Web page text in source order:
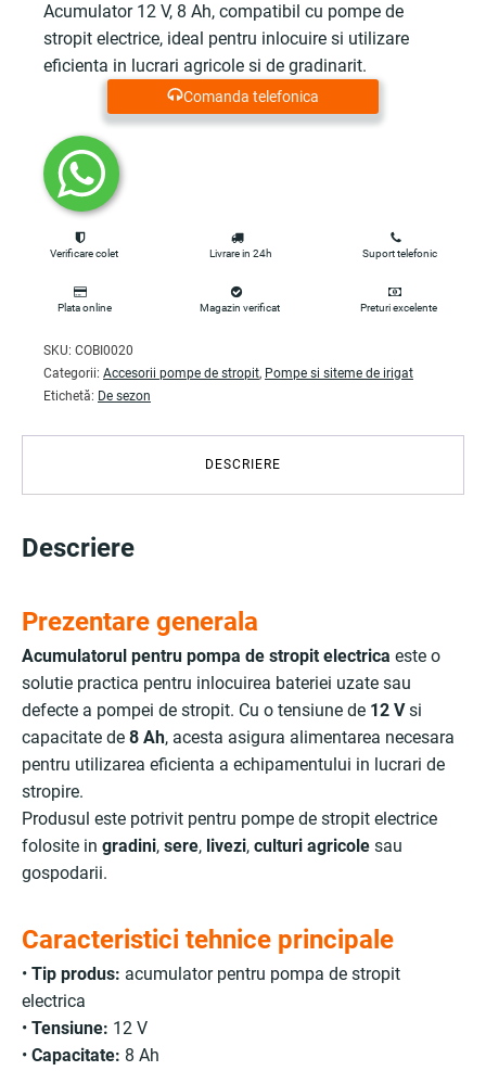
Acumulator 12 V, 8 Ah, compatibil cu pompe de
stropit electrice, ideal pentru inlocuire si utilizare
eficienta in lucrari agricole si de gradinarit.
Comanda telefonica
Verificare colet Livrare in 24h Suport telefonic
Plata online Magazin verificat Preturi excelente
SKU: COBI0020
Categorii: Accesorii pompe de stropit, Pompe si siteme de irigat
Etichetă: De sezon
DESCRIERE
Descriere
Prezentare generala
Acumulatorul pentru pompa de stropit electrica este o
solutie practica pentru inlocuirea bateriei uzate sau
defecte a pompei de stropit. Cu o tensiune de 12 Vsi
capacitate de 8 Ah, acesta asigura alimentarea necesara
pentru utilizarea eficienta a echipamentului in lucrari de
stropire.
Produsul este potrivit pentru pompe de stropit electrice
folosite in gradini, sere, livezi, culturi agricole sau
gospodarii.
Caracteristici tehnice principale
• Tip produs: acumulator pentru pompa de stropit
electrica
• Tensiune: 12 V
• Capacitate: 8 Ah